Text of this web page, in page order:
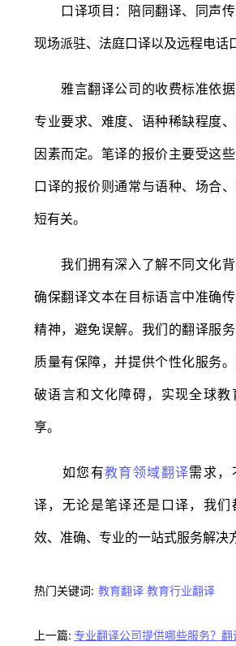
口译项目：陪同翻译、同声传
现场派驻、法庭口译以及远程电话
雅言翻译公司的收费标准依据
专业要求、难度、语种稀缺程度
因素而定。笔译的报价主要受这
口译的报价则通常与语种、场合
短有关。
我们拥有深入了解不同文化背
确保翻译文本在目标语言中准确
精神，避免误解。我们的翻译服务
质量有保障，并提供个性化服务
破语言和文化障碍，实现全球教
享。
如您有教育领域翻译需求，
译，无论是笔译还是口译，我们
效、准确、专业的一站式服务解决
热门关键词: 教育翻译 教育行业翻译
上一篇: 专业翻译公司提供哪些服务？翻